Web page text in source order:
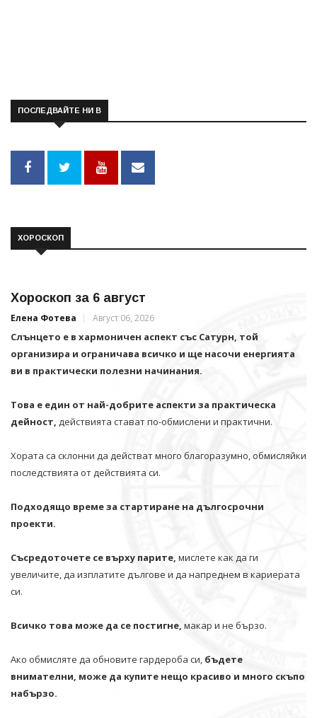
ПОСЛЕДВАЙТЕ НИ В
ХОРОСКОП
Хороскоп за 6 август
Елена Фотева Август 06, 2026
Слънцето е в хармоничен аспект със Сатурн, той
организира и ограничава всичко и щe насочи енергията
ви в практически полезни начинания.
Това е един от най-добрите аспекти за практическа
дейност, действията стават по-обмислени и практични.
Хората са склонни да действат много благоразумно, обмисляйки
последствията от действията си.
Подходящо време за стартиране на дългосрочни
проекти.
Съсредоточете се върху парите, мислете как да ги
увеличите, да изплатите дългове и да напреднем в кариерата
си.
Всичко това може да се постигне, макар и не бързо.
Ако обмисляте да обновите гардероба си, бъдете
внимателни, може да купите нещо красиво и много скъпо
набързо.